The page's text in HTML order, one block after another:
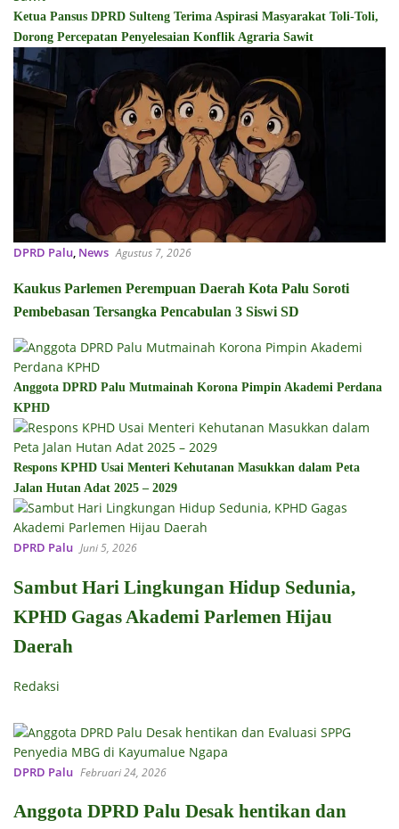
Ketua Pansus DPRD Sulteng Terima Aspirasi Masyarakat Toli-Toli,
Dorong Percepatan Penyelesaian Konflik Agraria Sawit
DPRD Palu, News Agustus 7, 2026
Kaukus Parlemen Perempuan Daerah Kota Palu Soroti
Pembebasan Tersangka Pencabulan 3 Siswi SD
Anggota DPRD Palu Mutmainah Korona Pimpin Akademi Perdana
KPHD
Respons KPHD Usai Menteri Kehutanan Masukkan dalam Peta
Jalan Hutan Adat 2025 – 2029
DPRD Palu Juni 5, 2026
Sambut Hari Lingkungan Hidup Sedunia,
KPHD Gagas Akademi Parlemen Hijau
Daerah
Redaksi
DPRD Palu Februari 24, 2026
Anggota DPRD Palu Desak hentikan dan